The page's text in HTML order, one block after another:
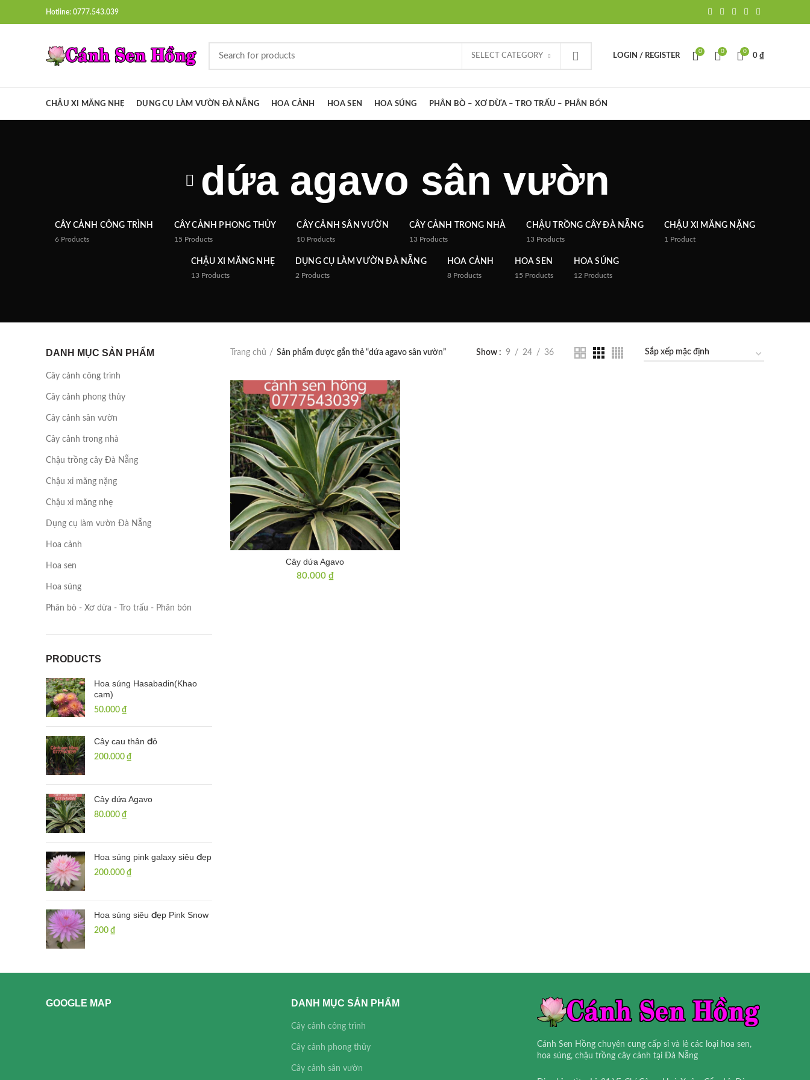
Hotline: 0777.543.039
SELECT CATEGORY LOGIN / REGISTER
0 0 0
0 ₫
CHẬU XI MĂNG NHẸ DỤNG CỤ LÀM VƯỜN ĐÀ NẴNG HOA CẢNH HOA SEN HOA SÚNG PHÂN BÒ – XƠ DỪA – TRO TRẤU – PHÂN BÓN
dứa agavo sân vườn
CÂY CẢNH CÔNG TRÌNH
6 Products
CÂY CẢNH PHONG THỦY
15 Products
CÂY CẢNH SÂN VƯỜN
10 Products
CÂY CẢNH TRONG NHÀ
13 Products
CHẬU TRỒNG CÂY ĐÀ NẴNG
13 Products
CHẬU XI MĂNG NẶNG
1 Product
CHẬU XI MĂNG NHẸ
13 Products
DỤNG CỤ LÀM VƯỜN ĐÀ NẴNG
2 Products
HOA CẢNH
8 Products
HOA SEN
15 Products
HOA SÚNG
12 Products
DANH MỤC SẢN PHẨM
Cây cảnh công trình
Cây cảnh phong thủy
Cây cảnh sân vườn
Cây cảnh trong nhà
Chậu trồng cây Đà Nẵng
Chậu xi măng nặng
Chậu xi măng nhẹ
Dụng cụ làm vườn Đà Nẵng
Hoa cảnh
Hoa sen
Hoa súng
Phân bò - Xơ dừa - Tro trấu - Phân bón
PRODUCTS
Hoa súng Hasabadin(Khao
cam)
50.000 ₫
Cây cau thân đỏ
200.000 ₫
Cây dứa Agavo
80.000 ₫
Hoa súng pink galaxy siêu đẹp
200.000 ₫
Hoa súng siêu đẹp Pink Snow
200 ₫
Trang chủ Sản phẩm được gắn thẻ “dứa agavo sân vườn” Show 9 24 36
Cây dứa Agavo
80.000 ₫
GOOGLE MAP DANH MỤC SẢN PHẨM
Cây cảnh công trình
Cây cảnh phong thủy
Cây cảnh sân vườn
Cánh Sen Hồng chuyên cung cấp sỉ và lẻ các loại hoa sen,
hoa súng, chậu trồng cây cảnh tại Đà Nẵng